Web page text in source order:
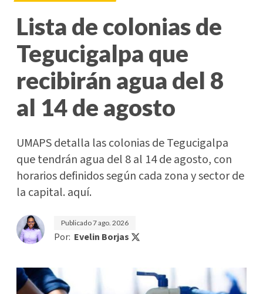
Lista de colonias de
Tegucigalpa que
recibirán agua del 8
al 14 de agosto
UMAPS detalla las colonias de Tegucigalpa
que tendrán agua del 8 al 14 de agosto, con
horarios definidos según cada zona y sector de
la capital. aquí.
Publicado7 ago. 2026
Por: Evelin Borjas